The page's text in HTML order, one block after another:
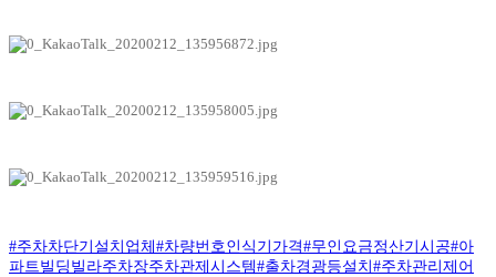
#주차차단기설치업체 #차량번호인식기가격#무인요금정산기시공#아
파트빌딩빌라주차장주차관제시스템#출차경광등설치 #주차관리제어